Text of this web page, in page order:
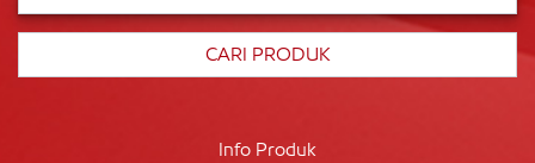
Info Produk